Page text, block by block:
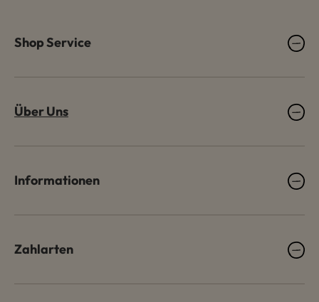
Shop Service
Über Uns
Informationen
Zahlarten